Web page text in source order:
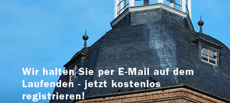
Wir halten Sie per E-Mail auf dem
Laufenden - jetzt kostenlos
registrieren!